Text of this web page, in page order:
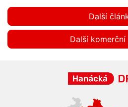
Další
Další